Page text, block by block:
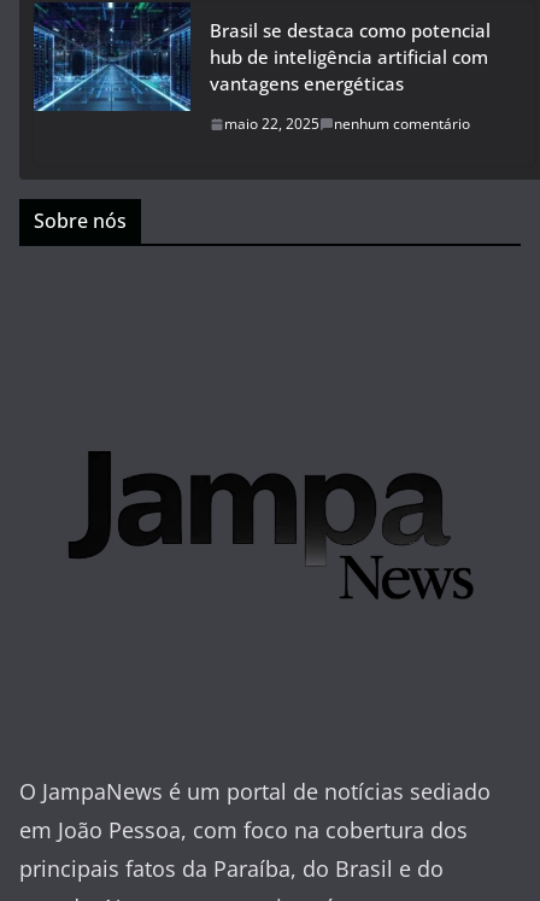
Brasil se destaca como potencial
hub de inteligência artificial com
vantagens energéticas
maio 22, 2025 nenhum comentário
Sobre nós
O JampaNews é um portal de notícias sediado
em João Pessoa, com foco na cobertura dos
principais fatos da Paraíba, do Brasil e do